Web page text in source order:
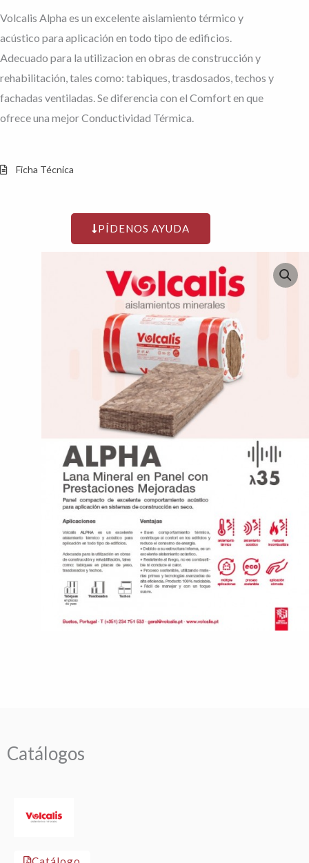
Volcalis Alpha es un excelente aislamiento térmico y
acústico para aplicación en todo tipo de edificios.
Adecuado para la utilizacion en obras de construcción y
rehabilitación, tales como: tabiques, trasdosados, techos y
fachadas ventiladas. Se diferencia con el Comfort en que
ofrece una mejor Conductividad Térmica.
Ficha Técnica
PÍDENOS AYUDA
Catálogos